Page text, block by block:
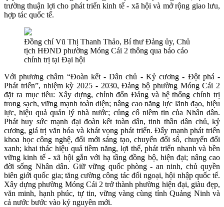
trường thuận lợi cho phát triển kinh tế - xã hội và mở rộng giao lưu,
hợp tác quốc tế.
Đồng chí Vũ Thị Thanh Thảo, Bí thư Đảng ủy, Chủ
tịch HĐND phường Móng Cái 2 thông qua báo cáo
chính trị tại Đại hội
Với phương châm “Đoàn kết - Dân chủ - Kỷ cương - Đột phá -
Phát triển”, nhiệm kỳ 2025 - 2030, Đảng bộ phường Móng Cái 2
đặt ra mục tiêu: Xây dựng, chỉnh đốn Đảng và hệ thống chính trị
trong sạch, vững mạnh toàn diện; nâng cao năng lực lãnh đạo, hiệu
lực, hiệu quả quản lý nhà nước; củng cố niềm tin của Nhân dân.
Phát huy sức mạnh đại đoàn kết toàn dân, tinh thần dân chủ, kỷ
cương, giá trị văn hóa và khát vọng phát triển. Đẩy mạnh phát triển
khoa học công nghệ, đổi mới sáng tạo, chuyển đổi số, chuyển đổi
xanh; khai thác hiệu quả tiềm năng, lợi thế, phát triển nhanh và bền
vững kinh tế - xã hội gắn với hạ tầng đồng bộ, hiện đại; nâng cao
đời sống Nhân dân. Giữ vững quốc phòng - an ninh, chủ quyền
biên giới quốc gia; tăng cường công tác đối ngoại, hội nhập quốc tế.
Xây dựng phường Móng Cái 2 trở thành phường hiện đại, giàu đẹp,
văn minh, hạnh phúc, tự tin, vững vàng cùng tỉnh Quảng Ninh và
cả nước bước vào kỷ nguyên mới.